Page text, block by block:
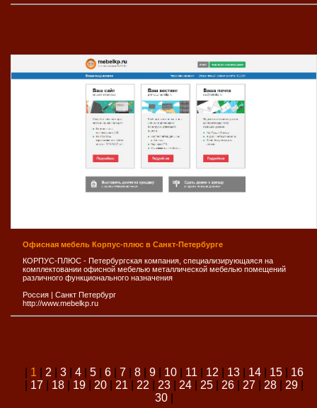
Офисная мебель Корпус-плюс в Санкт-Петербурге
КОРПУС-ПЛЮС - Петербургская компания, специализирующаяся на
комплектовании офисной мебелью металлической мебелью помещений
различного функционального назначения
Россия
Санкт Петербург
http://www.mebelkp.ru
1 2| 3| 4| 5| 6| 7| 8| 9| 10| 11| 12| 13| 14| 15| 16
17| 18| 19| 20| 21| 22| 23| 24| 25| 26| 27| 28| 29|
30|